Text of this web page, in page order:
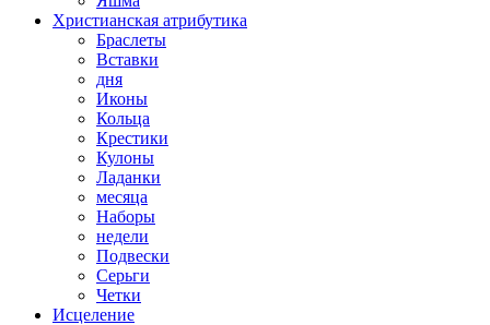
Христианская атрибутика
Браслеты
Вставки
дня
Иконы
Кольца
Крестики
Кулоны
Ладанки
месяца
Наборы
недели
Подвески
Серьги
Четки
Исцеление